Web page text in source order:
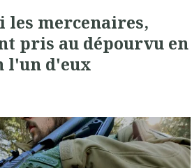
les mercenaires,
pris au dépourvu en
l'un d'eux